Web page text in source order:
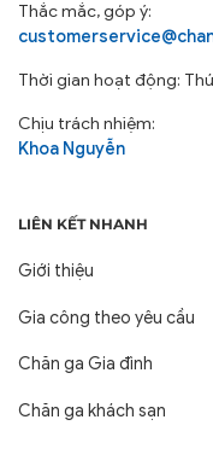
Thắc mắc, góp ý:
Thời gian hoạt động:
Chịu trách nhiệm:
Khoa Nguyễn
LIÊN KẾT NHANH
Giới thiệu
Gia công theo yêu cầu
Chăn ga Gia đình
Chăn ga khách sạn